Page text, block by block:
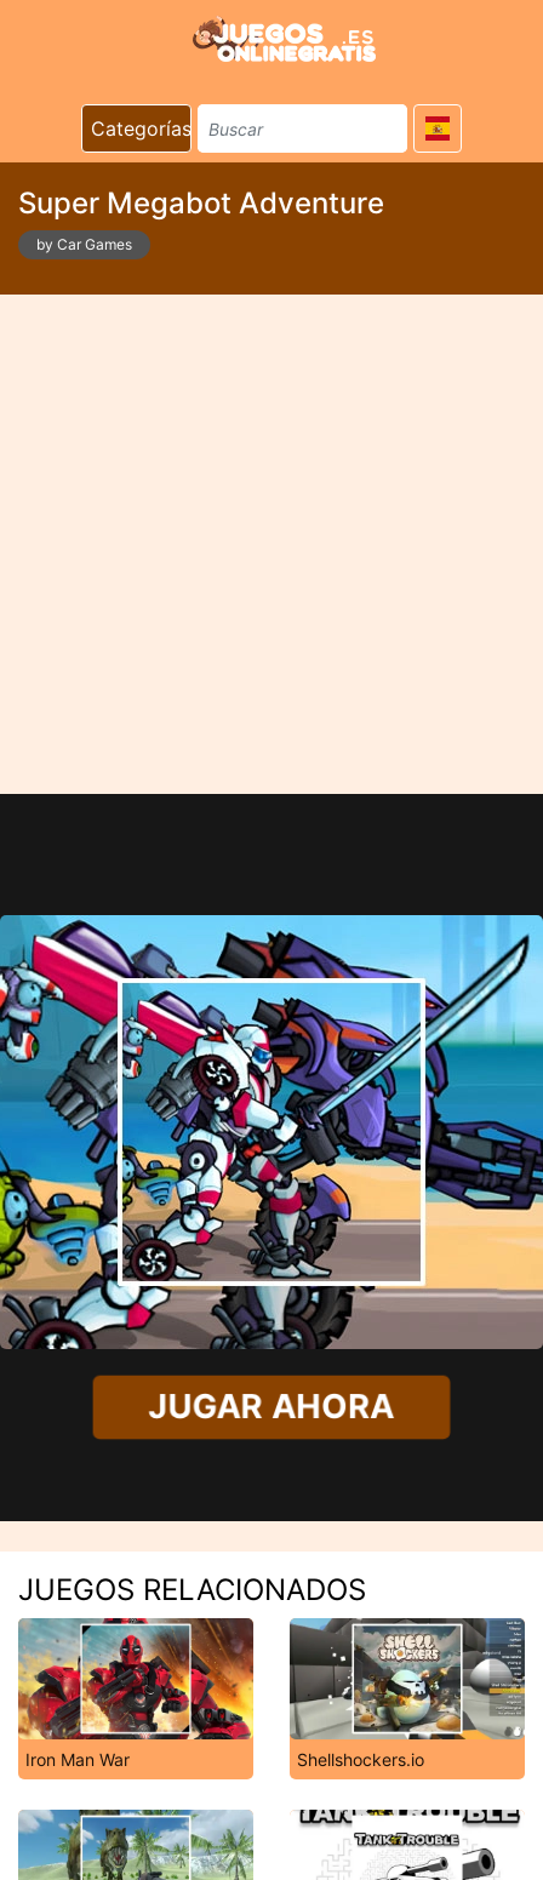
Categorías
Super Megabot Adventure
by Car Games
JUGAR AHORA
JUEGOS RELACIONADOS
Iron Man War Shellshockers.io